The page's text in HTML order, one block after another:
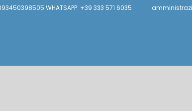
WHATSAPP: +39 333 571 6035